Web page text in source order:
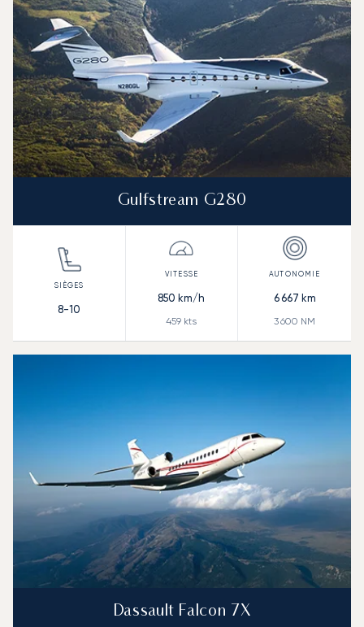
Gulfstream G280
8-10
850 km/h
459 kts
6 667 km
3 600 NM
Dassault Falcon 7X